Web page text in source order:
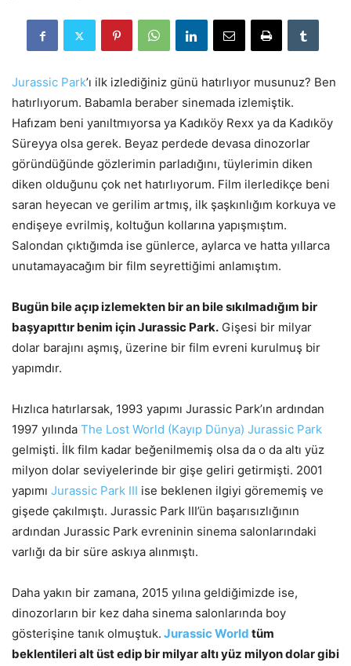
Jurassic Park’ı ilk izlediğiniz günü hatırlıyor musunuz? Ben
hatırlıyorum. Babamla beraber sinemada izlemiştik.
Hafızam beni yanıltmıyorsa ya Kadıköy Rexx ya da Kadıköy
Süreyya olsa gerek. Beyaz perdede devasa dinozorlar
göründüğünde gözlerimin parladığını, tüylerimin diken
diken olduğunu çok net hatırlıyorum. Film ilerledikçe beni
saran heyecan ve gerilim artmış, ilk şaşkınlığım korkuya ve
endişeye evrilmiş, koltuğun kollarına yapışmıştım.
Salondan çıktığımda ise günlerce, aylarca ve hatta yıllarca
unutamayacağım bir film seyrettiğimi anlamıştım.
Bugün bile açıp izlemekten bir an bile sıkılmadığım bir
başyapıttır benim için Jurassic Park. Gişesi bir milyar
dolar barajını aşmış, üzerine bir film evreni kurulmuş bir
yapımdır.
Hızlıca hatırlarsak, 1993 yapımı Jurassic Park’ın ardından
1997 yılında The Lost World (Kayıp Dünya) Jurassic Park
gelmişti. İlk film kadar beğenilmemiş olsa da o da altı yüz
milyon dolar seviyelerinde bir gişe geliri getirmişti. 2001
yapımı Jurassic Park III ise beklenen ilgiyi görememiş ve
gişede çakılmıştı. Jurassic Park III’ün başarısızlığının
ardından Jurassic Park evreninin sinema salonlarındaki
varlığı da bir süre askıya alınmıştı.
Daha yakın bir zamana, 2015 yılına geldiğimizde ise,
dinozorların bir kez daha sinema salonlarında boy
gösterişine tanık olmuştuk. Jurassic World tüm
beklentileri alt üst edip bir milyar altı yüz milyon dolar gibi